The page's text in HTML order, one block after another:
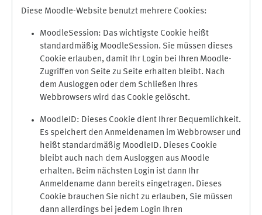
Diese Moodle-Website benutzt mehrere Cookies:
MoodleSession: Das wichtigste Cookie heißt
standardmäßig MoodleSession. Sie müssen dieses
Cookie erlauben, damit Ihr Login bei Ihren Moodle-
Zugriffen von Seite zu Seite erhalten bleibt. Nach
dem Ausloggen oder dem Schließen Ihres
Webbrowsers wird das Cookie gelöscht.
MoodleID: Dieses Cookie dient Ihrer Bequemlichkeit.
Es speichert den Anmeldenamen im Webbrowser und
heißt standardmäßig MoodleID. Dieses Cookie
bleibt auch nach dem Ausloggen aus Moodle
erhalten. Beim nächsten Login ist dann Ihr
Anmeldename dann bereits eingetragen. Dieses
Cookie brauchen Sie nicht zu erlauben, Sie müssen
dann allerdings bei jedem Login Ihren